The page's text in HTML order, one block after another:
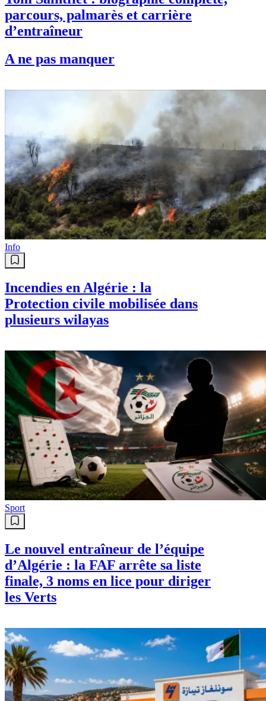
Tom Saintfiet : biographie complète,
parcours, palmarès et carrière
d’entraîneur
A ne pas manquer
Info
Incendies en Algérie : la
Protection civile mobilisée dans
plusieurs wilayas
Sport
Le nouvel entraîneur de l’équipe
d’Algérie : la FAF arrête sa liste
finale, 3 noms en lice pour diriger
les Verts